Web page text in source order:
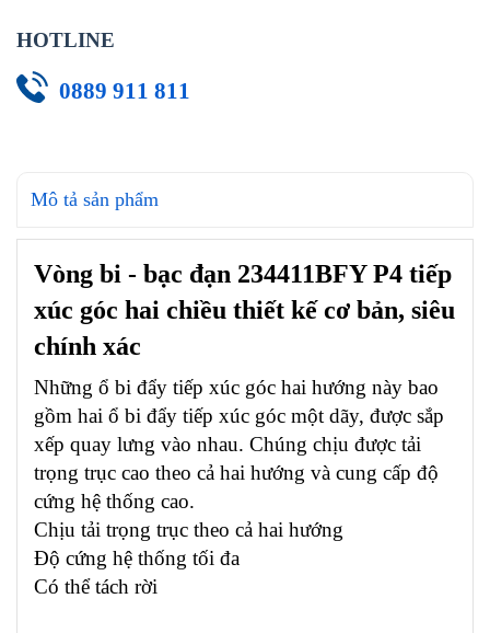
HOTLINE
0889 911 811
Mô tả sản phẩm
Vòng bi - bạc đạn 234411BFY P4 tiếp
xúc góc hai chiều thiết kế cơ bản, siêu
chính xác
Những ổ bi đẩy tiếp xúc góc hai hướng này bao
gồm hai ổ bi đẩy tiếp xúc góc một dãy, được sắp
xếp quay lưng vào nhau. Chúng chịu được tải
trọng trục cao theo cả hai hướng và cung cấp độ
cứng hệ thống cao.
Chịu tải trọng trục theo cả hai hướng
Độ cứng hệ thống tối đa
Có thể tách rời